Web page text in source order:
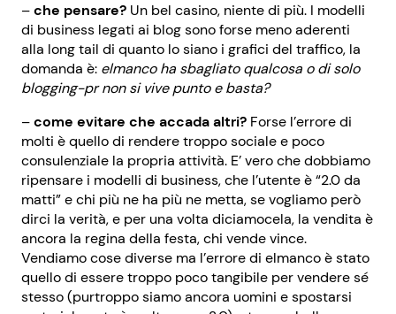
–che pensare? Un bel casino, niente di più. I modelli
di business legati ai blog sono forse meno aderenti
alla long tail di quanto lo siano i grafici del traffico, la
domanda è: elmanco ha sbagliato qualcosa o di solo
blogging-pr non si vive punto e basta?
–come evitare che accada altri? Forse l’errore di
molti è quello di rendere troppo sociale e poco
consulenziale la propria attività. E’ vero che dobbiamo
ripensare i modelli di business, che l’utente è “2.0 da
matti” e chi più ne ha più ne metta, se vogliamo però
dirci la verità, e per una volta diciamocela, la vendita è
ancora la regina della festa, chi vende vince.
Vendiamo cose diverse ma l’errore di elmanco è stato
quello di essere troppo poco tangibile per vendere sé
stesso (purtroppo siamo ancora uomini e spostarsi